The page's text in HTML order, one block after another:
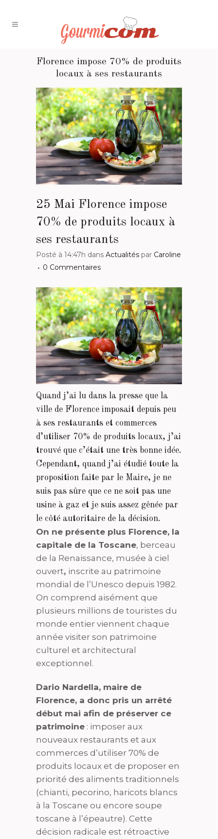
Florence impose 70% de produits
locaux à ses restaurants
25 Mai Florence impose
70% de produits locaux à
ses restaurants
Posté à 14:47h dans Actualités par Caroline
0 Commentaires
Quand j’ai lu dans la presse que la
ville de Florence imposait depuis peu
à ses restaurants et commerces
d’utiliser 70% de produits locaux, j’ai
trouvé que c’était une très bonne idée.
Cependant, quand j’ai étudié toute la
proposition faite par le Maire, je ne
suis pas sûre que ce ne soit pas une
usine à gaz et je suis assez gênée par
le côté autoritaire de la décision.
On ne présente plus Florence, la
capitale de la Toscane, berceau
de la Renaissance, musée à ciel
ouvert, inscrite au patrimoine
mondial de l’Unesco depuis 1982.
On comprend aisément que
plusieurs millions de touristes du
monde entier viennent chaque
année visiter son patrimoine
culturel et architectural
exceptionnel.
Dario Nardella, maire de
Florence, a donc pris un arrêté
début mai afin de préserver ce
patrimoine : imposer aux
nouveaux restaurants et aux
commerces d’utiliser 70% de
produits locaux et de proposer en
priorité des aliments traditionnels
(chianti, pecorino, haricots blancs
à la Toscane ou encore soupe
toscane à l’épeautre). Cette
décision radicale est rétroactive